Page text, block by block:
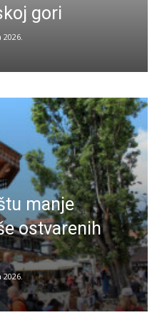
gori
manje
ostvarenih